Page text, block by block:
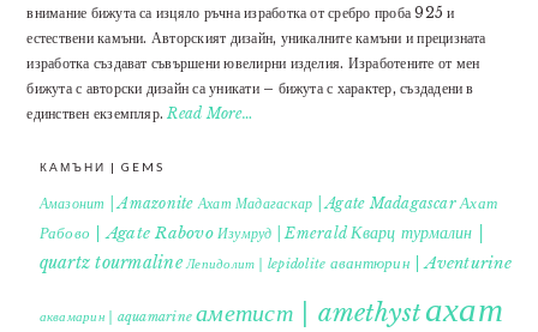
внимание бижута са изцяло ръчна изработка от сребро проба 925 и
естествени камъни. Авторският дизайн, уникалните камъни и прецизната
изработка създават съвършени ювелирни изделия. Изработените от мен
бижута с авторски дизайн са уникати – бижута с характер, създадени в
единствен екземпляр.Read More…
КАМЪНИ | GEMS
Амазонит | Amazonite Ахат Мадагаскар | Agate Madagascar Ахат
Рабово | Agate Rabovo Изумруд | Emerald Кварц турмалин |
quartz tourmaline Лепидолит | lepidolite авантюрин | Aventurine
аквамарин | aquamarine аметист | amethystахат